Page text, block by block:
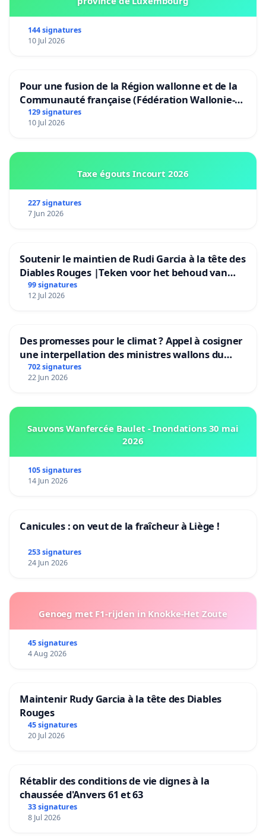
144 signatures
10 Jul 2026
Pour une fusion de la Région wallonne et de la
Communauté française (Fédération Wallonie-
Bruxelles)
129 signatures
10 Jul 2026
Taxe égouts Incourt 2026
227 signatures
7 Jun 2026
Soutenir le maintien de Rudi Garcia à la tête des
Diables Rouges |Teken voor het behoud van
Rudi Garcia als bondscoach
99 signatures
12 Jul 2026
Des promesses pour le climat ? Appel à cosigner
une interpellation des ministres wallons du
climat et de l’environnement.
702 signatures
22 Jun 2026
Sauvons Wanfercée Baulet - Inondations 30 mai
2026
105 signatures
14 Jun 2026
Canicules : on veut de la fraîcheur à Liège !
253 signatures
24 Jun 2026
Genoeg met F1-rijden in Knokke-Het Zoute
45 signatures
4 Aug 2026
Maintenir Rudy Garcia à la tête des Diables
Rouges
45 signatures
20 Jul 2026
Rétablir des conditions de vie dignes à la
chaussée d'Anvers 61 et 63
33 signatures
8 Jul 2026